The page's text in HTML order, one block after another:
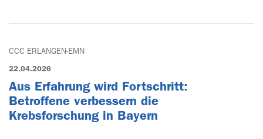
CCC ERLANGEN-EMN
22.04.2026
Aus Erfahrung wird Fortschritt:
Betroffene verbessern die
Krebsforschung in Bayern